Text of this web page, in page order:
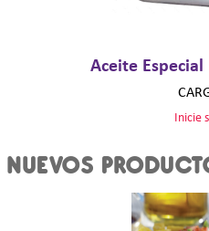
Aceite
Inicie
NUEVOS